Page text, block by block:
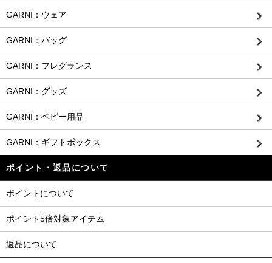
GARNI：ウェア
GARNI：バッグ
GARNI：フレグランス
GARNI：グッズ
GARNI：ベビー用品
GARNI：ギフトボックス
ポイント・返品について
ポイントについて
ポイント5倍対象アイテム
返品について